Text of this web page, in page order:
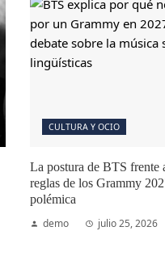
CULTURA Y OCIO
La postura de BTS frente
reglas de los Grammy
polémica
demo
julio 25, 2026